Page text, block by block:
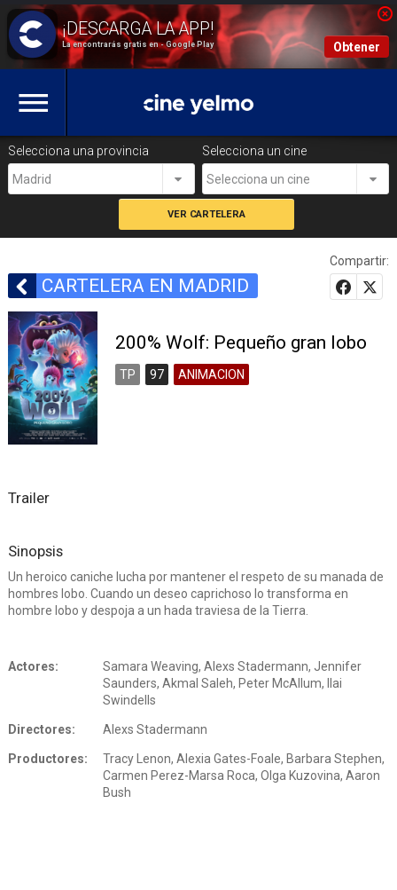
La encontrarás gratis en - Google Play Obtener
Selecciona una provincia
Madrid
Selecciona un cine
Selecciona un cine
CARTELERA EN MADRID
Compartir:
200% Wolf: Pequeño gran lobo
TP 97 ANIMACION
Trailer
Sinopsis
Un heroico caniche lucha por mantener el respeto de su manada de
hombres lobo. Cuando un deseo caprichoso lo transforma en
hombre lobo y despoja a un hada traviesa de la Tierra.
Actores:
Samara Weaving, Alexs Stadermann, Jennifer
Saunders, Akmal Saleh, Peter McAllum, Ilai
Swindells
Directores: Alexs Stadermann
Productores:
Tracy Lenon, Alexia Gates-Foale, Barbara Stephen,
Carmen Perez-Marsa Roca, Olga Kuzovina, Aaron
Bush